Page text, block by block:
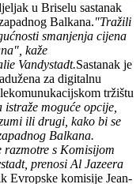
u Briselu sastanak
Balkana."Tražili
smanjenja cijena
kaže
Vandystadt.Sastanak je
za digitalnu
tržištu
moguće opcije,
ili drugi, kako bi se
Balkana.
s Komisijom
prenosi Al Jazeera
Evropske komisije Jean-